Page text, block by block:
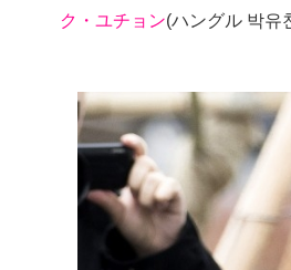
ク・ユチョン(ハングル 박유